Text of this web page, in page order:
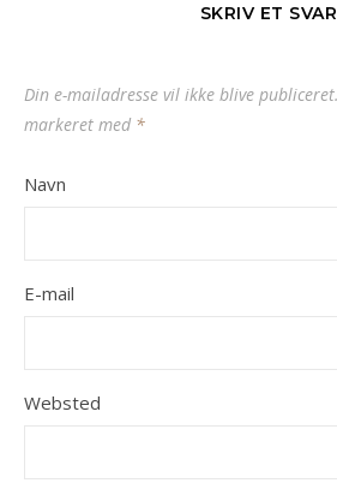
SKRIV ET SVAR
Din e-mailadresse vil ikke blive publiceret.
markeret med *
Navn
E-mail
Websted